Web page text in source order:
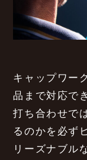
キャップワー
品まで対応で
打ち合わせで
るのかを必ず
リーズナブル